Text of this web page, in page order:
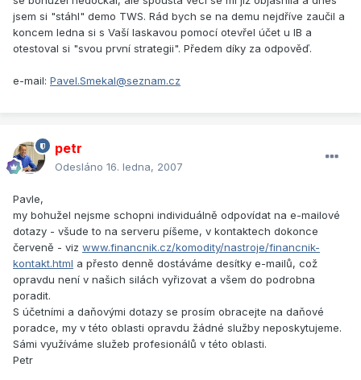
jsem si "stáhl" demo TWS. Rád bych se na demu nejdříve zaučil a
koncem ledna si s Vaší laskavou pomocí otevřel účet u IB a
otestoval si "svou první strategii". Předem díky za odpověď.
e-mail: Pavel.Smekal@seznam.cz
petr
Odesláno 16. ledna, 2007
Pavle,
my bohužel nejsme schopni individuálně odpovídat na e-mailové
dotazy - všude to na serveru píšeme, v kontaktech dokonce
červeně - viz www.financnik.cz/komodity/nastroje/financnik-
kontakt.html a přesto denně dostáváme desítky e-mailů, což
opravdu není v našich silách vyřizovat a všem do podrobna
poradit.
S účetními a daňovými dotazy se prosím obracejte na daňové
poradce, my v této oblasti opravdu žádné služby neposkytujeme.
Sámi využíváme služeb profesionálů v této oblasti.
Petr